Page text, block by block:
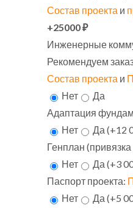
Состав проекта и
+25000 ₽
Инженерные
Рекомендуем
Состав проекта и
Нет
Да
Адаптация
Нет
Да (+12
Генплан (привязка
Нет
Да (+3
Паспорт проекта:
Нет
Да (+5